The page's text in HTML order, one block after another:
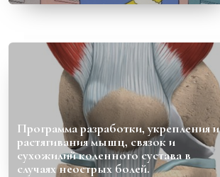
Программа разработки, укрепления и
растягивания мышц, связок и
сухожилий коленного сустава в
случаях неострых болей.